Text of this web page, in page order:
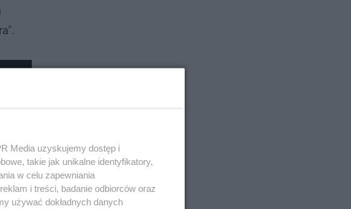
Media uzyskujemy dostęp i
takie jak unikalne identyfikatory,
w celu zapewniania
i treści, badanie odbiorców oraz
używać dokładnych danych